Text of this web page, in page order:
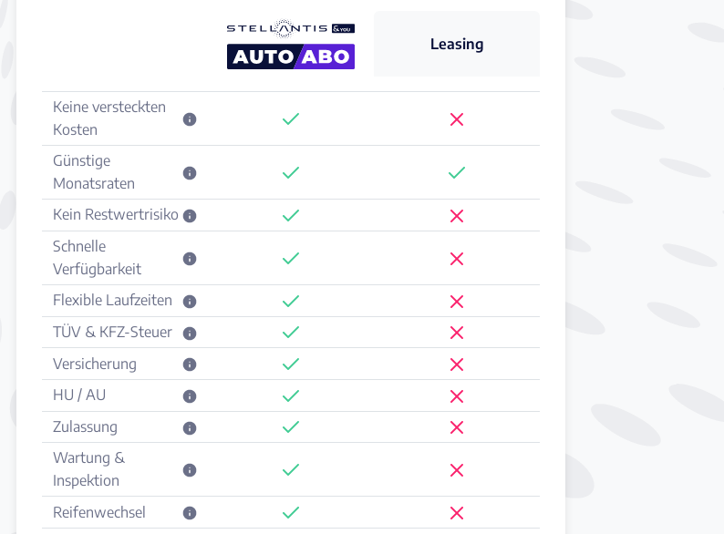
Leasing
Keine versteckten
Kosten
Günstige
Monatsraten
Kein Restwertrisiko
Schnelle
Verfügbarkeit
Flexible Laufzeiten
TÜV & KFZ-Steuer
Versicherung
HU / AU
Zulassung
Wartung &
Inspektion
Reifenwechsel